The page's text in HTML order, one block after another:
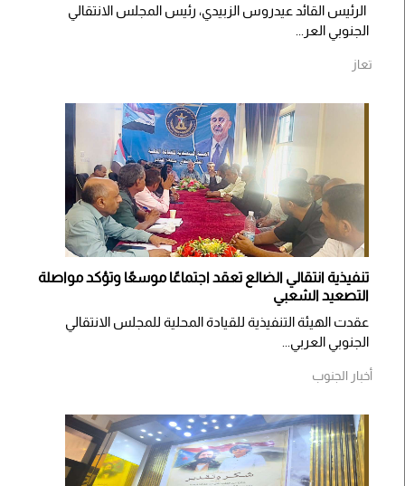
الرئيس القائد عيدروس الزبيدي، رئيس المجلس الانتقالي
الجنوبي العر...
تعاز
تنفيذية انتقالي الضالع تعقد اجتماعًا موسعًا وتؤكد مواصلة
التصعيد الشعبي
عقدت الهيئة التنفيذية للقيادة المحلية للمجلس الانتقالي
الجنوبي العربي...
أخبار الجنوب